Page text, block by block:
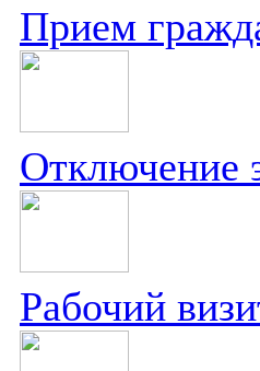
Прием
Отключение
Рабочий